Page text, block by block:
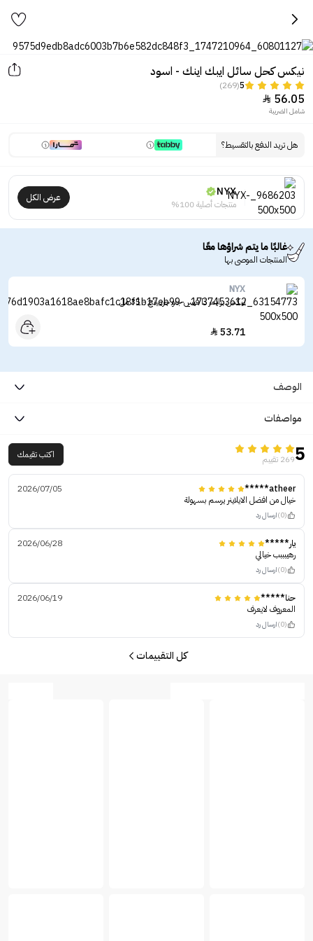
نيكس كحل سائل ايبك اينك - اسود
5
(269)
56.05

شامل الضريبة
هل تريد الدفع بالتقسيط؟
NYX
منتجات أصلية 100%
عرض الكل
غالبًا ما يتم شراؤها معًا
المنتجات الموصى بها
NYX
نيكس برايمر ذا فيس جلو جريبينج - 35 مل
53.71

الوصف
مواصفات
5269 تقييم اكتب تقيمك
atheer*****
2026/07/05
خيال من افضل الايلاينر يرسم بسهولة
(0) ارسال رد
يار*****
2026/06/28
رهيبببب خيالي
(0) ارسال رد
حنا*****
2026/06/19
المعروف لايعرف
(0) ارسال رد
كل التقييمات